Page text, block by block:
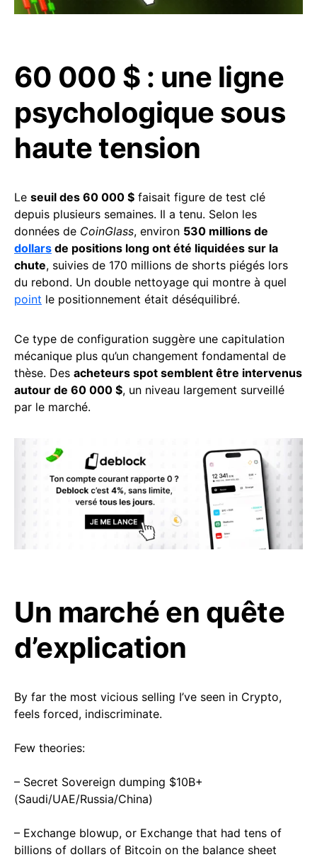
60 000 $ : une ligne
psychologique sous
haute tension
Le seuil des 60 000 $ faisait figure de test clé
depuis plusieurs semaines. Il a tenu. Selon les
données de CoinGlass, environ 530 millions de
dollars de positions long ont été liquidées sur la
chute, suivies de 170 millions de shorts piégés lors
du rebond. Un double nettoyage qui montre à quel
point le positionnement était déséquilibré.
Ce type de configuration suggère une capitulation
mécanique plus qu’un changement fondamental de
thèse. Des acheteurs spot semblent être intervenus
autour de 60 000 $, un niveau largement surveillé
par le marché.
Un marché en quête
d’explication
By far the most vicious selling I’ve seen in Crypto,
feels forced, indiscriminate.
Few theories:
– Secret Sovereign dumping $10B+
(Saudi/UAE/Russia/China)
– Exchange blowup, or Exchange that had tens of
billions of dollars of Bitcoin on the balance sheet